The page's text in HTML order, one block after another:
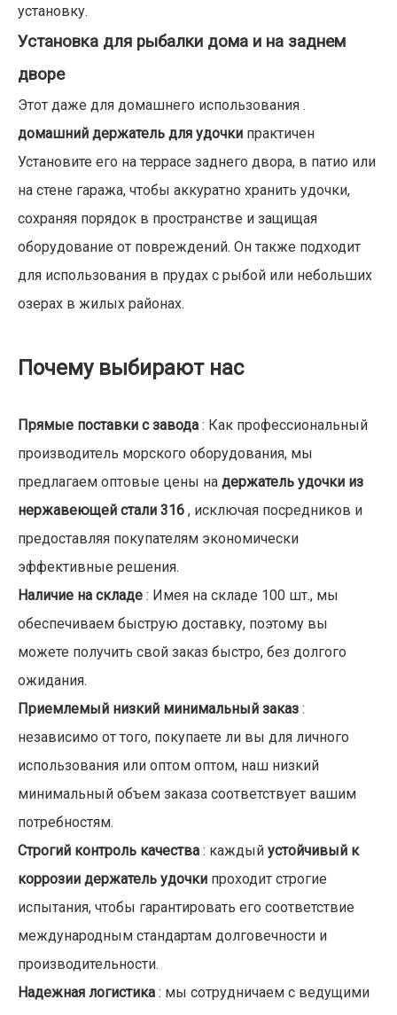
установку.
Установка для рыбалки дома и на заднем
дворе
Этот даже для домашнего использования .
домашний держатель для удочки практичен
Установите его на террасе заднего двора, в патио или
на стене гаража, чтобы аккуратно хранить удочки,
сохраняя порядок в пространстве и защищая
оборудование от повреждений. Он также подходит
для использования в прудах с рыбой или небольших
озерах в жилых районах.
Почему выбирают нас
Прямые поставки с завода : Как профессиональный
производитель морского оборудования, мы
предлагаем оптовые цены на держатель удочки из
нержавеющей стали 316 , исключая посредников и
предоставляя покупателям экономически
эффективные решения.
Наличие на складе : Имея на складе 100 шт., мы
обеспечиваем быструю доставку, поэтому вы
можете получить свой заказ быстро, без долгого
ожидания.
Приемлемый низкий минимальный заказ :
независимо от того, покупаете ли вы для личного
использования или оптом оптом, наш низкий
минимальный объем заказа соответствует вашим
потребностям.
Строгий контроль качества : каждый устойчивый к
коррозии держатель удочки проходит строгие
испытания, чтобы гарантировать его соответствие
международным стандартам долговечности и
производительности.
Надежная логистика : мы сотрудничаем с ведущими